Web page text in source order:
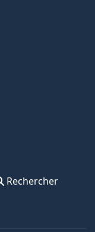
Rechercher